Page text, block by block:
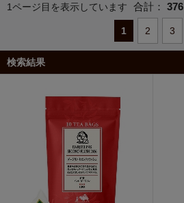
1ページ目を表示しています 合計： 376
1 2 3
検索結果